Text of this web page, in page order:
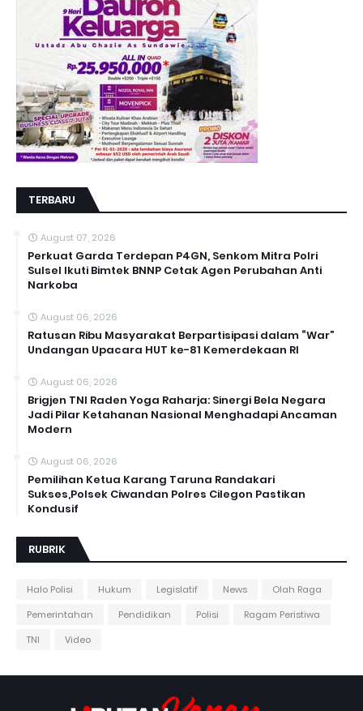
TERBARU
August 07, 2026
Perkuat Garda Terdepan P4GN, Senkom Mitra Polri
Sulsel Ikuti Bimtek BNNP Cetak Agen Perubahan Anti
Narkoba
August 06, 2026
Ratusan Ribu Masyarakat Berpartisipasi dalam “War”
Undangan Upacara HUT ke-81 Kemerdekaan RI
August 06, 2026
Brigjen TNI Raden Yoga Raharja: Sinergi Bela Negara
Jadi Pilar Ketahanan Nasional Menghadapi Ancaman
Modern
August 06, 2026
Pemilihan Ketua Karang Taruna Randakari
Sukses,Polsek Ciwandan Polres Cilegon Pastikan
Kondusif
RUBRIK
Halo Polisi Hukum Legislatif News
Olah Raga
Pemerintahan
Pendidikan Polisi
Ragam Peristiwa
TNI
Video